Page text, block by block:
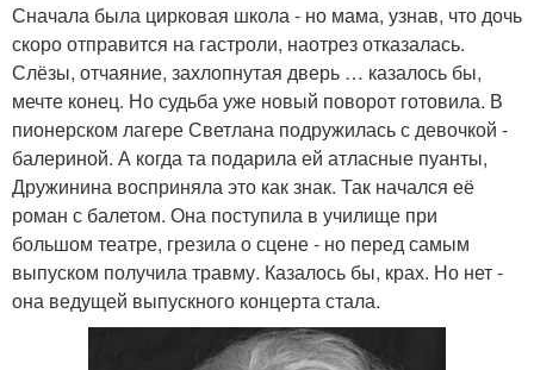
Сначала была цирковая школа - но мама, узнав, что дочь
скоро отправится на гастроли, наотрез отказалась.
Слёзы, отчаяние, захлопнутая дверь … казалось бы,
мечте конец. Но судьба уже новый поворот готовила. В
пионерском лагере Светлана подружилась с девочкой -
балериной. А когда та подарила ей атласные пуанты,
Дружинина восприняла это как знак. Так начался её
роман с балетом. Она поступила в училище при
большом театре, грезила о сцене - но перед самым
выпуском получила травму. Казалось бы, крах. Но нет -
она ведущей выпускного концерта стала.